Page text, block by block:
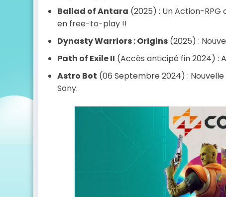
Ballad of Antara (2025) : Un Action-
en free-to-play !!
Dynasty Warriors : Origins (2025) :
Path of Exile II (Accès anticipé fin 2024) :
Astro Bot (06 Septembre 2024) :
Sony.